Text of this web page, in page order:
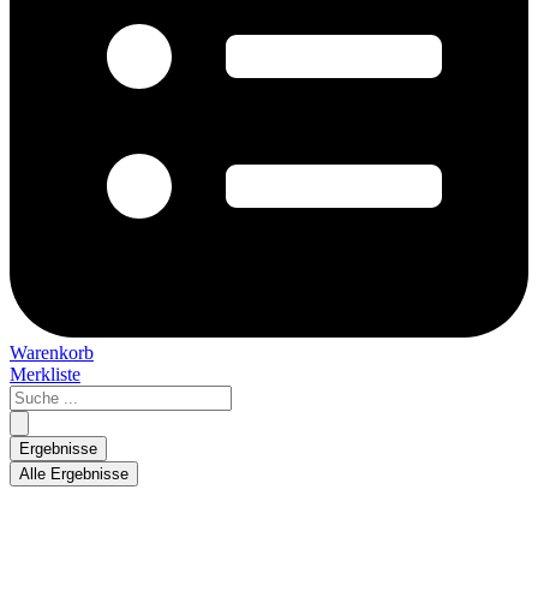
Warenkorb
Merkliste
Search
...
Ergebnisse
Alle Ergebnisse